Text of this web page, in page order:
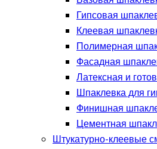
Гипсовая
Клеевая
Полимерная
Фасадная
Латексная и
Шпаклевка для
Финишная
Цементная
Штукатурно-клеевые